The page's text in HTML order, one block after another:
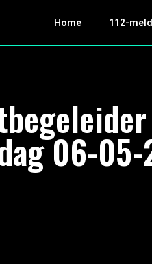
Home 112-
06-